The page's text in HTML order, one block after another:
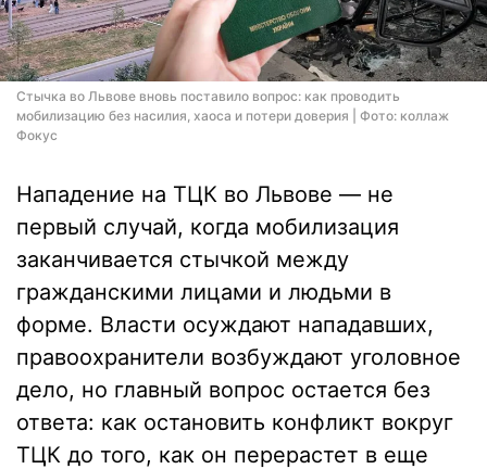
Стычка во Львове вновь поставило вопрос: как проводить
мобилизацию без насилия, хаоса и потери доверия | Фото: коллаж
Фокус
Нападение на ТЦК во Львове — не
первый случай, когда мобилизация
заканчивается стычкой между
гражданскими лицами и людьми в
форме. Власти осуждают нападавших,
правоохранители возбуждают уголовное
дело, но главный вопрос остается без
ответа: как остановить конфликт вокруг
ТЦК до того, как он перерастет в еще